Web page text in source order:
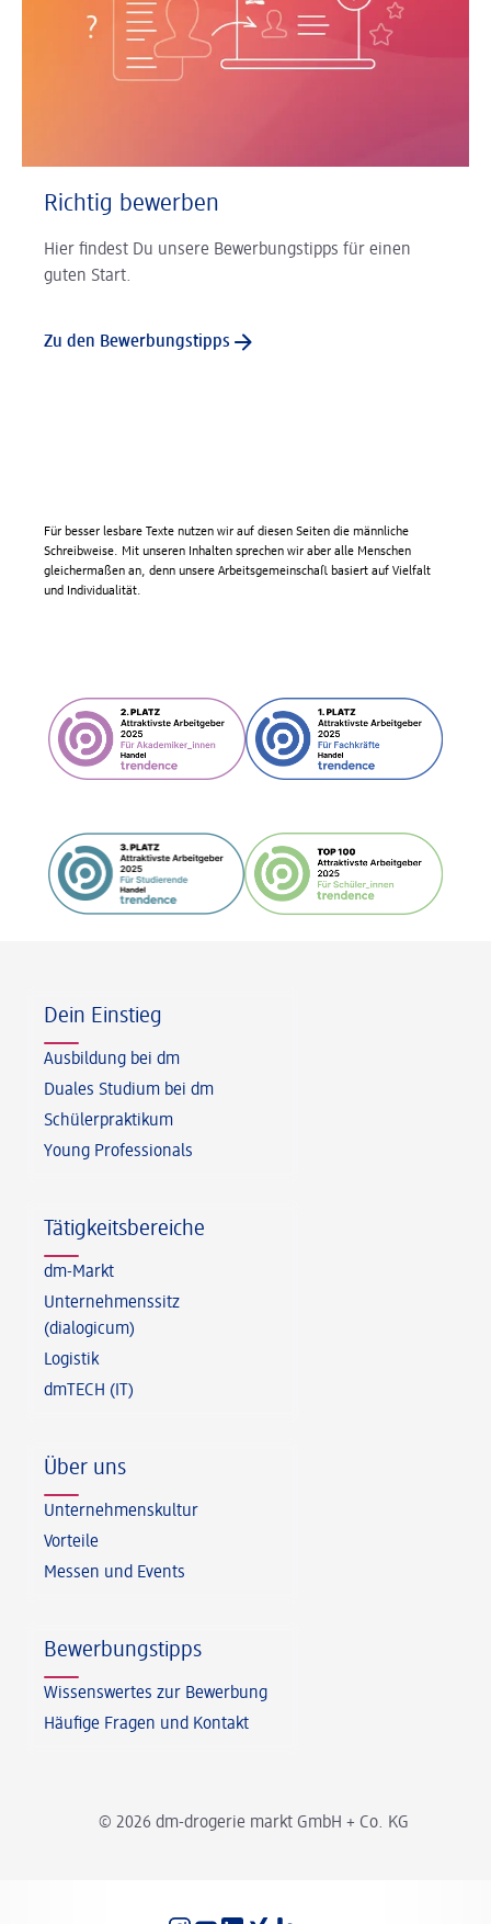
Richtig bewerben
Hier findest Du unsere Bewer­bungs­tipps für einen
guten Start.
Zu den Bewerbungstipps
Für besser lesbare Texte nutzen wir auf diesen Seiten die männliche
Schreibweise. Mit unseren Inhalten sprechen wir aber alle Menschen
gleichermaßen an, denn unsere Arbeitsgemeinschaft basiert auf Vielfalt
und Individualität.
© 2026 dm-drogerie markt GmbH + Co. KG
Dein Einstieg
Ausbildung bei dm
Duales Studium bei dm
Schülerpraktikum
Young Professionals
Tätigkeitsbereiche
dm-Markt
Unternehmenssitz
(dialogicum)
Logistik
dmTECH (IT)
Über uns
Unternehmenskultur
Vorteile
Messen und Events
Bewerbungstipps
Wissenswertes zur Bewerbung
Häufige Fragen und Kontakt